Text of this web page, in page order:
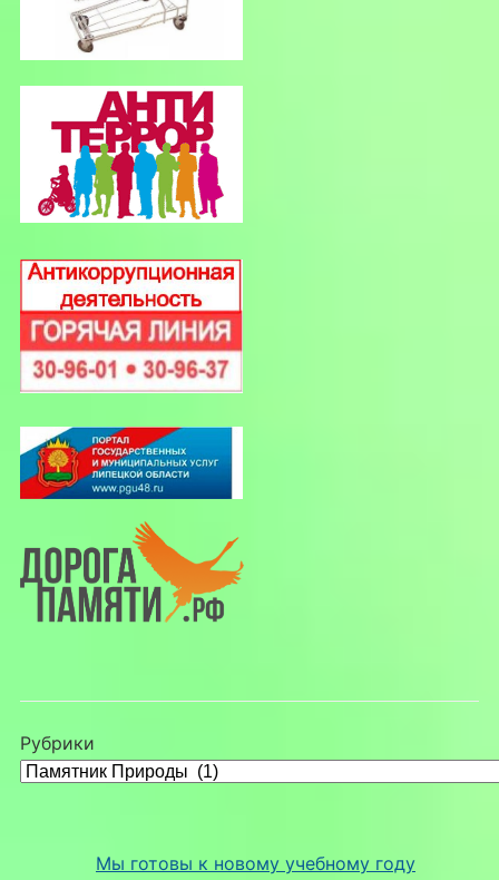
Рубрики
Мы готовы к новому учебному году